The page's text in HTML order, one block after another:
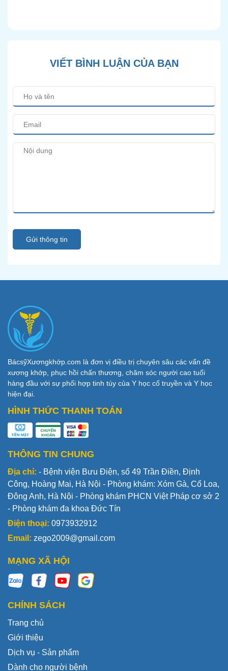
VIẾT BÌNH LUẬN CỦA BẠN
Gửi thông tin
BácsỹXươngkhớp.com là đơn vị điều trị chuyên sâu các vấn đề
xương khớp, phục hồi chấn thương, chăm sóc người cao tuổi
hàng đầu với sự phối hợp tinh túy của Y học cổ truyền và Y học
hiện đại.
HÌNH THỨC THANH TOÁN
THÔNG TIN CHUNG
Địa chỉ: - Bệnh viện Bưu Điện, số 49 Trần Điền, Định
Công, Hoàng Mai, Hà Nội - Phòng khám: Xóm Gà, Cổ Loa,
Đông Anh, Hà Nội - Phòng khám PHCN Việt Pháp cơ sở 2
- Phòng khám đa khoa Đức Tín
Điện thoại: 0973932912
Email: zego2009@gmail.com
MẠNG XÃ HỘI
CHÍNH SÁCH
Trang chủ
Giới thiệu
Dịch vụ - Sản phẩm
Dành cho người bệnh